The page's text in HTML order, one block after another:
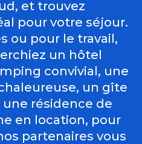
et trouvez
pour votre séjour.
ou pour le travail,
un hôtel
convivial, une
un gîte
résidence de
en location, pour
partenaires vous